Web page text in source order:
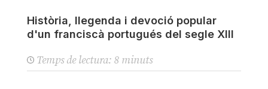
Història, llegenda i devoció popular
d'un franciscà portugués del segle XIII
Temps de lectura: 8 minuts